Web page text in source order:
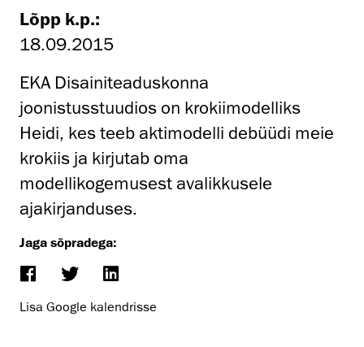
Lõpp k.p.:
18.09.2015
EKA Disainiteaduskonna
joonistusstuudios on krokiimodelliks
Heidi, kes teeb aktimodelli debüüdi meie
krokiis ja kirjutab oma
modellikogemusest avalikkusele
ajakirjanduses.
Jaga sõpradega:
Lisa Google kalendrisse